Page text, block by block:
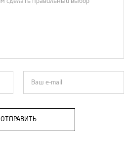
ОТПРАВИТЬ